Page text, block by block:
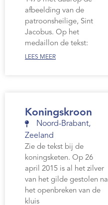
afbeelding van de
patroonsheilige, Sint
Jacobus. Op het
medaillon de tekst:
LEES MEER
Koningskroon
Noord-Brabant,
Zeeland
Zie de tekst bij de
koningsketen. Op 26
april 2015 is al het zilver
van het gilde gestolen na
het openbreken van de
kluis